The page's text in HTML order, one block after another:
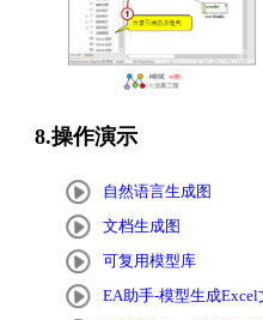
8.操作演示
自然语言生成图
文档生成图
可复用模型库
EA助手-模型生成Excel